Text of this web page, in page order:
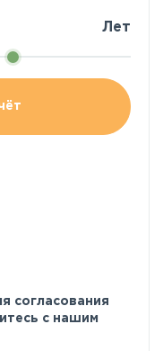
Лет
согласования
с нашим